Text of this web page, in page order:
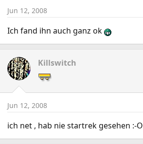
Jun 12, 2008
Ich fand ihn auch ganz ok
Killswitch
Jun 12, 2008
ich net , hab nie startrek gesehen :-O